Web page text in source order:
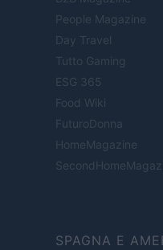
People Magazine
Day Travel
Tutto Gaming
ESG 365
Food Wiki
FuturoDonna
HomeMagazine
SPAGNA E